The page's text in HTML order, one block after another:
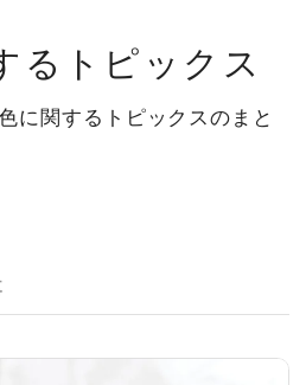
るトピックス
に関するトピックスのまと